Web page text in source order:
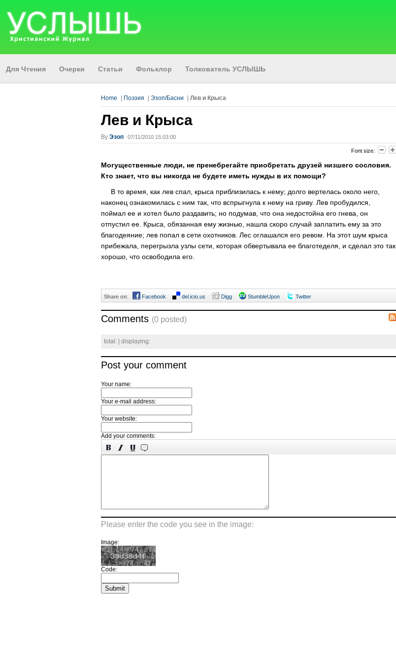
Для Чтения Очерки Статьи Фольклор Толкователь УСЛЫШЬ
Home Поэзия Эзоп/Басни Лев и Крыса
Лев и Крыса
By Эзоп 07/11/2010 15:03:00
Font size:
Могущественные люди, не пренебрегайте приобретать друзей низшего сословия.
Кто знает, что вы никогда не будете иметь нужды в их помощи?
В то время, как лев спал, крыса приблизилась к нему; долго вертелась около него,
наконец ознакомилась с ним так, что вспрыгнула к нему на гриву. Лев пробудился,
поймал ее и хотел было раздавить; но подумав, что она недостойна его гнева, он
отпустил ее. Крыса, обязанная ему жизнью, нашла скоро случай заплатить ему за это
благодеяние; лев попал в сети охотников. Лес оглашался его ревом. На этот шум крыса
прибежала, перегрызла узлы сети, которая обвертывала ее благотеделя, и сделал это так
хорошо, что освободила его.
Share on: Facebook del.icio.us Digg StumbleUpon Twitter
Comments (0 posted)
total: | displaying:
Post your comment
Your name:
Your e-mail address:
Your website:
Add your comments:
Please enter the code you see in the image:
Image:
Code: